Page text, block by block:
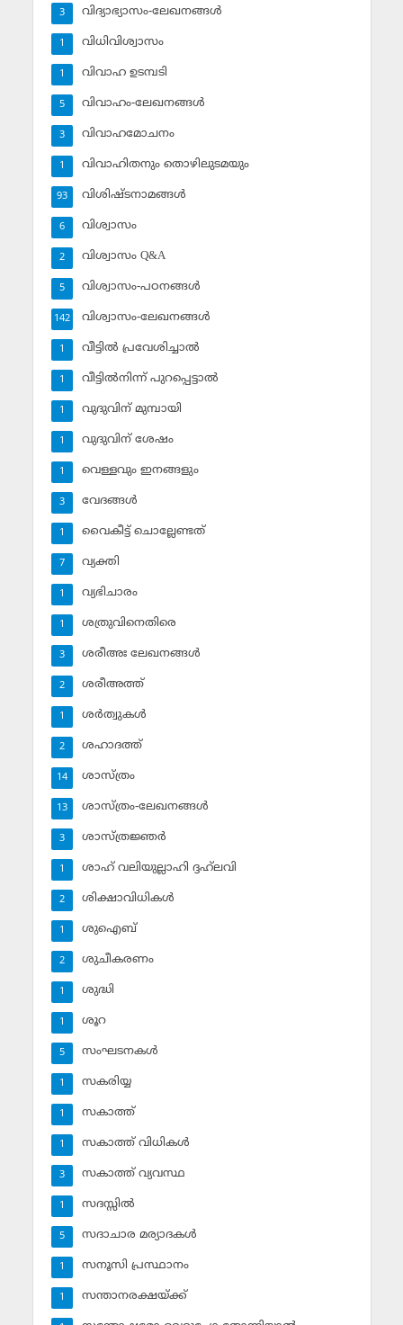
വിദ്യാഭ്യാസം-ലേഖനങ്ങള്‍
3
വിധിവിശ്വാസം
1
വിവാഹ ഉടമ്പടി
1
വിവാഹം-ലേഖനങ്ങള്‍
5
വിവാഹമോചനം
3
വിവാഹിതനും തൊഴിലുടമയും
1
വിശിഷ്ടനാമങ്ങള്‍
93
വിശ്വാസം
6
വിശ്വാസം Q&A
2
വിശ്വാസം-പഠനങ്ങള്‍
5
വിശ്വാസം-ലേഖനങ്ങള്‍
142
വീട്ടില്‍ പ്രവേശിച്ചാല്‍
1
വീട്ടില്‍നിന്ന് പുറപ്പെട്ടാല്‍
1
വുദുവിന് മുമ്പായി
1
വുദുവിന് ശേഷം
1
വെള്ളവും ഇനങ്ങളും
1
വേദങ്ങള്‍
3
വൈകീട്ട് ചൊല്ലേണ്ടത്
1
വ്യക്തി
7
വ്യഭിചാരം
1
ശത്രുവിനെതിരെ
1
ശരീഅഃ ലേഖനങ്ങള്‍
3
ശരീഅത്ത്
2
ശര്‍ത്വുകള്‍
1
ശഹാദത്ത്
2
ശാസ്ത്രം
14
ശാസ്ത്രം-ലേഖനങ്ങള്‍
13
ശാസ്ത്രജ്ഞര്‍
3
ശാഹ് വലിയുല്ലാഹി ദ്ദഹ്‌ലവി
1
ശിക്ഷാവിധികള്‍
2
ശുഐബ്‌
1
ശുചീകരണം
2
ശുദ്ധി
1
ശൂറ
1
സംഘടനകള്‍
5
സകരിയ്യ
1
സകാത്ത്‌
1
സകാത്ത്‌ വിധികള്‍
1
സകാത്ത്‌ വ്യവസ്ഥ
3
സദസ്സില്‍
1
സദാചാര മര്യാദകള്‍
5
സനൂസി പ്രസ്ഥാനം
1
സന്താനരക്ഷയ്ക്ക്
1